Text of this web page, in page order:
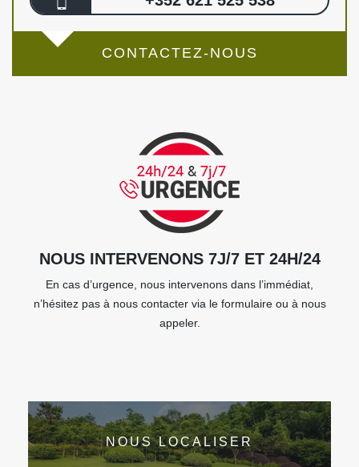
CONTACTEZ-NOUS
NOUS INTERVENONS 7J/7 ET 24H/24
En cas d’urgence, nous intervenons dans l’immédiat,
n’hésitez pas à nous contacter via le formulaire ou à nous
appeler.
NOUS LOCALISER